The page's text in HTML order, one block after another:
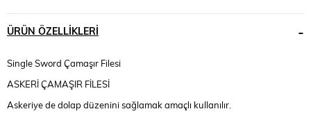
ÜRÜN ÖZELLIKLERI
Single Sword Çamaşır Filesi
ASKERİ ÇAMAŞIR FİLESİ
Askeriye de dolap düzenini sağlamak amaçlı kullanılır.